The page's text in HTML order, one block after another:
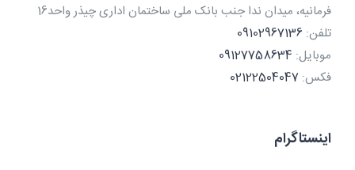
فرمانیه، میدان ندا جنب بانک ملی ساختمان اداری چیذر واحد16
تلفن: 09102967136
موبایل: 09127758634
فکس: 02122504047
اینستاگرام